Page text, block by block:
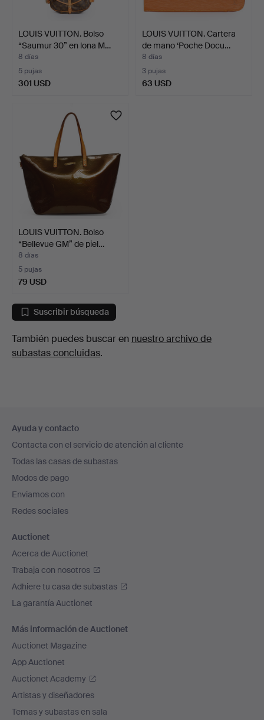
LOUIS VUITTON. Bolso
“Saumur 30” en lona M…
8 días
5 pujas
301 USD
LOUIS VUITTON. Cartera
de mano ‘Poche Docu…
8 días
3 pujas
63 USD
LOUIS VUITTON. Bolso
“Bellevue GM” de piel…
8 días
5 pujas
79 USD
Suscribir búsqueda
También puedes buscar en nuestro archivo de
subastas concluidas.
en
el
pie
de
página
Ayuda y contacto
Contacta con el servicio de atención al cliente
Todas las casas de subastas
Modos de pago
Enviamos con
Redes sociales
Auctionet
Acerca de Auctionet
Trabaja con nosotros
Adhiere tu casa de subastas
La garantía Auctionet
Más información de Auctionet
Auctionet Magazine
App Auctionet
Auctionet Academy
Artistas y diseñadores
Temas y subastas en sala